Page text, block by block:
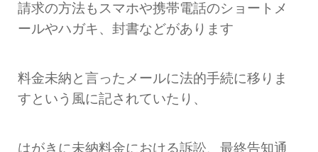
請求の方法もスマホや携帯電話のショートメ
ールやハガキ、封書などがあります
料金未納と言ったメールに法的手続に移りま
すという風に記されていたり、
はがきに未納料金における訴訟、最終告知通